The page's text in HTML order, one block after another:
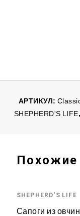
АРТИКУЛ:
SHEPHERD'S LIFE,
Похожие
SHEPHERD'S LIFE
Сапоги из